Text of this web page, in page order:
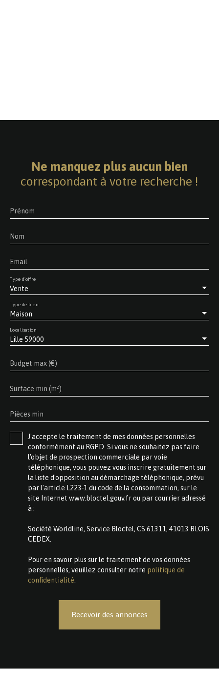
Ne manquez plus aucun bien
correspondant à votre recherche !
Prénom
Nom
Email
Vente
Type d'offre
Maison
Type de bien
Lille 59000
Localisation
Budget max (€)
Surface min (m²)
Pièces min
J'accepte le traitement de mes données personnelles
conformément au RGPD. Si vous ne souhaitez pas faire
l'objet de prospection commerciale par voie
téléphonique, vous pouvez vous inscrire gratuitement sur
la liste d'opposition au démarchage téléphonique, prévu
par l'article L223-1 du code de la consommation, sur le
site Internet www.bloctel.gouv.fr ou par courrier adressé
à :
Société Worldline, Service Bloctel, CS 61311, 41013 BLOIS
CEDEX.
Pour en savoir plus sur le traitement de vos données
personnelles, veuillez consulter notre politique de
confidentialité
Recevoir des annonces